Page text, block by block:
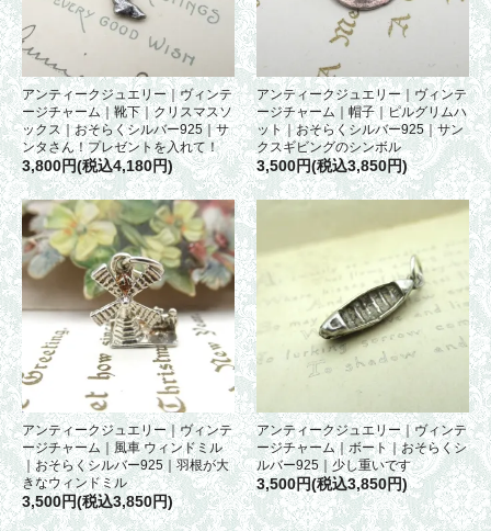
アンティークジュエリー｜ヴィンテ
ージチャーム｜靴下｜クリスマスソ
ックス｜おそらくシルバー925｜サ
ンタさん！プレゼントを入れて！
3,800円(税込4,180円)
アンティークジュエリー｜ヴィンテ
ージチャーム｜帽子｜ピルグリムハ
ット｜おそらくシルバー925｜サン
クスギビングのシンボル
3,500円(税込3,850円)
アンティークジュエリー｜ヴィンテ
ージチャーム｜風車 ウィンドミル
｜おそらくシルバー925｜羽根が大
きなウィンドミル
3,500円(税込3,850円)
アンティークジュエリー｜ヴィンテ
ージチャーム｜ボート｜おそらくシ
ルバー925｜少し重いです
3,500円(税込3,850円)